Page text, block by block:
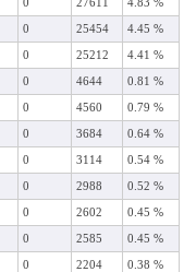
0 27611 4.83 %
0 25454 4.45 %
0 25212 4.41 %
0 4644 0.81 %
0 4560 0.79 %
0 3684 0.64 %
0 3114 0.54 %
0 2988 0.52 %
0 2602 0.45 %
0 2585 0.45 %
0 2204 0.38 %